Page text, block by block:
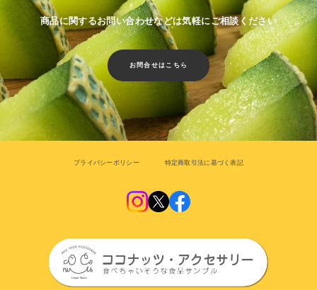
商品に関するお問い合わせなどは気軽にご相談ください
お問合せはこちら
プライバシーポリシー 特定商取引法に基づく表記